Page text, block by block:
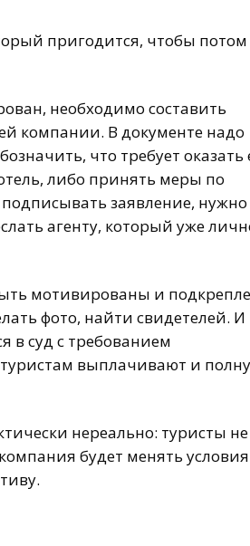
пригодится, чтобы потом
необходимо составить
компании. В документе надо
что требует оказать
либо принять меры по
заявление, нужно
агенту, который уже
мотивированы и
фото, найти свидетелей.
в суд с требованием
выплачивают и
нереально: туристы не
будет менять условия